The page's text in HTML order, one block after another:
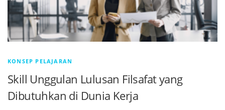
KONSEP PELAJARAN
Skill Unggulan Lulusan Filsafat yang
Dibutuhkan di Dunia Kerja